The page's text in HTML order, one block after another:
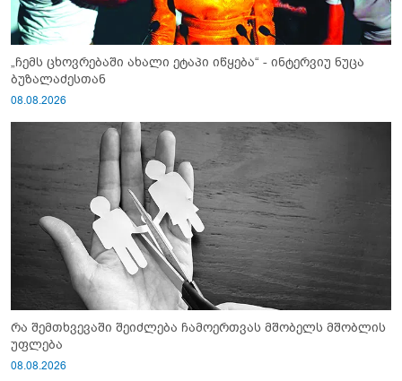
„ჩემს ცხოვრებაში ახალი ეტაპი იწყება“ - ინტერვიუ ნუცა
ბუზალაძესთან
08.08.2026
რა შემთხვევაში შეიძლება ჩამოერთვას მშობელს მშობლის
უფლება
08.08.2026